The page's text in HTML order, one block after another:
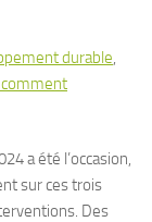
durable,
comment
a été l’occasion,
sur ces trois
Des